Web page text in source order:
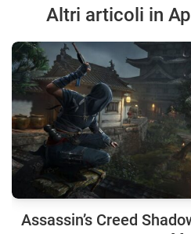
Altri articoli in
Assassin’s Creed